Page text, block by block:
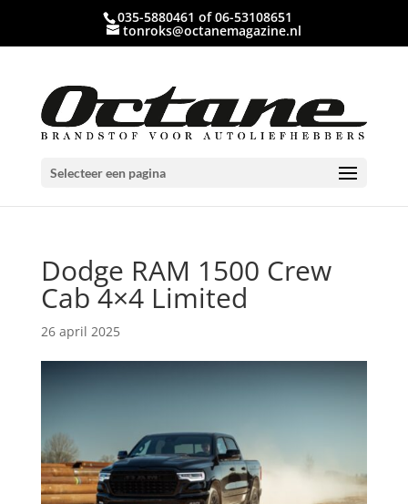
035-5880461 of 06-53108651
tonroks@octanemagazine.nl
Selecteer een pagina
Dodge RAM 1500 Crew
Cab 4×4 Limited
26 april 2025